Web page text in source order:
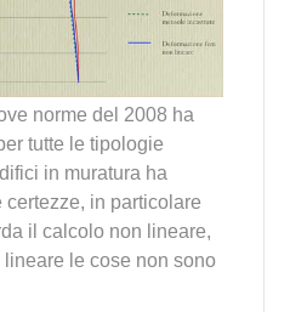
norme del 2008 ha
tutte le tipologie
in muratura ha
in particolare
il calcolo non lineare,
le cose non sono